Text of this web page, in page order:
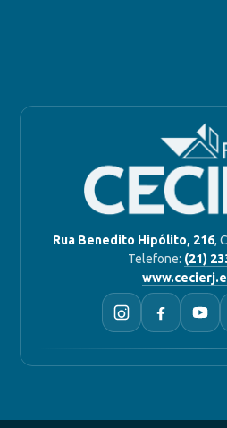
Rua Benedito Hipólito, 216,
Telefone: (21)